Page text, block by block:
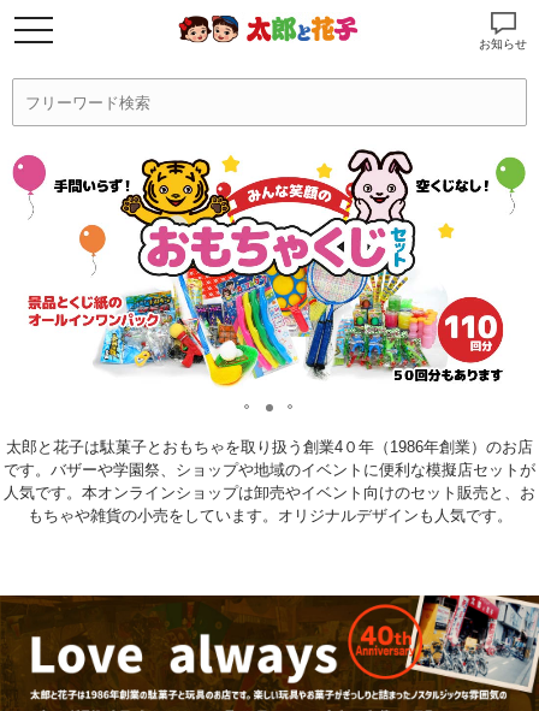
お知らせ
太郎と花子は駄菓子とおもちゃを取り扱う創業4０年（1986年創業）のお店
です。バザーや学園祭、ショップや地域のイベントに便利な模擬店セットが
人気です。本オンラインショップは卸売やイベント向けのセット販売と、お
もちゃや雑貨の小売をしています。オリジナルデザインも人気です。